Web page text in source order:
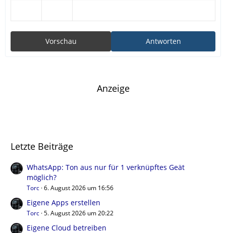
Antworten
Vorschau
Anzeige
Letzte Beiträge
WhatsApp: Ton aus nur für 1 verknüpftes Geät
möglich?
Torc 6. August 2026 um 16:56
Eigene Apps erstellen
Torc 5. August 2026 um 20:22
Eigene Cloud betreiben